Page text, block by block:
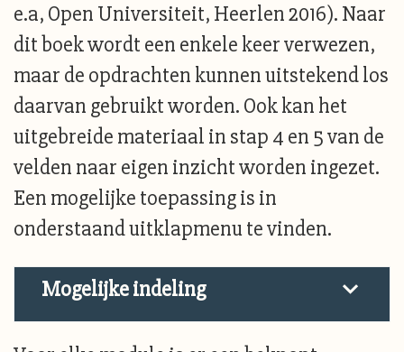
e.a, Open Universiteit, Heerlen 2016). Naar
dit boek wordt een enkele keer verwezen,
maar de opdrachten kunnen uitstekend los
daarvan gebruikt worden. Ook kan het
uitgebreide materiaal in stap 4 en 5 van de
velden naar eigen inzicht worden ingezet.
Een mogelijke toepassing is in
onderstaand uitklapmenu te vinden.
Mogelijke indeling